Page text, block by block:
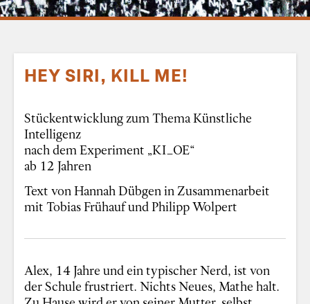
HEY SIRI, KILL ME!
Stückentwicklung zum Thema Künstliche
Intelligenz
nach dem Experiment „KI_OE“
ab 12 Jahren
Text von Hannah DübgeninZusammenarbeit
mit Tobias Frühauf und Philipp Wolpert
Alex, 14 Jahre und ein typischer Nerd, ist von
der Schule frustriert. Nichts Neues, Mathe halt.